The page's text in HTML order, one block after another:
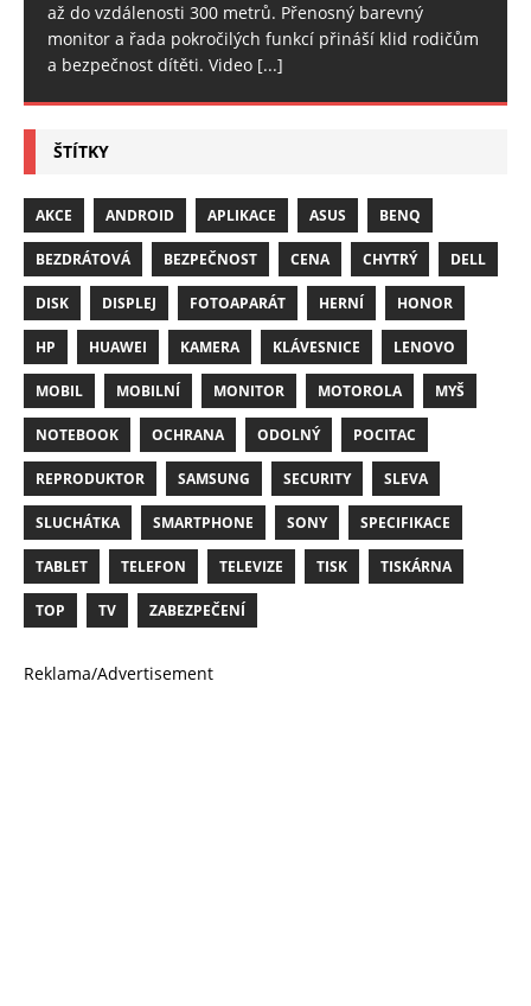
až do vzdálenosti 300 metrů. Přenosný barevný
monitor a řada pokročilých funkcí přináší klid rodičům
a bezpečnost dítěti. Video [...]
ŠTÍTKY
AKCE ANDROID APLIKACE ASUS BENQ
BEZDRÁTOVÁ BEZPEČNOST CENA CHYTRÝ DELL
DISK DISPLEJ FOTOAPARÁT HERNÍ HONOR
HP HUAWEI KAMERA KLÁVESNICE LENOVO
MOBIL MOBILNÍ MONITOR MOTOROLA MYŠ
NOTEBOOK OCHRANA ODOLNÝ POCITAC
REPRODUKTOR SAMSUNG SECURITY SLEVA
SLUCHÁTKA SMARTPHONE SONY SPECIFIKACE
TABLET TELEFON TELEVIZE TISK TISKÁRNA
TOP TV ZABEZPEČENÍ
Reklama/Advertisement